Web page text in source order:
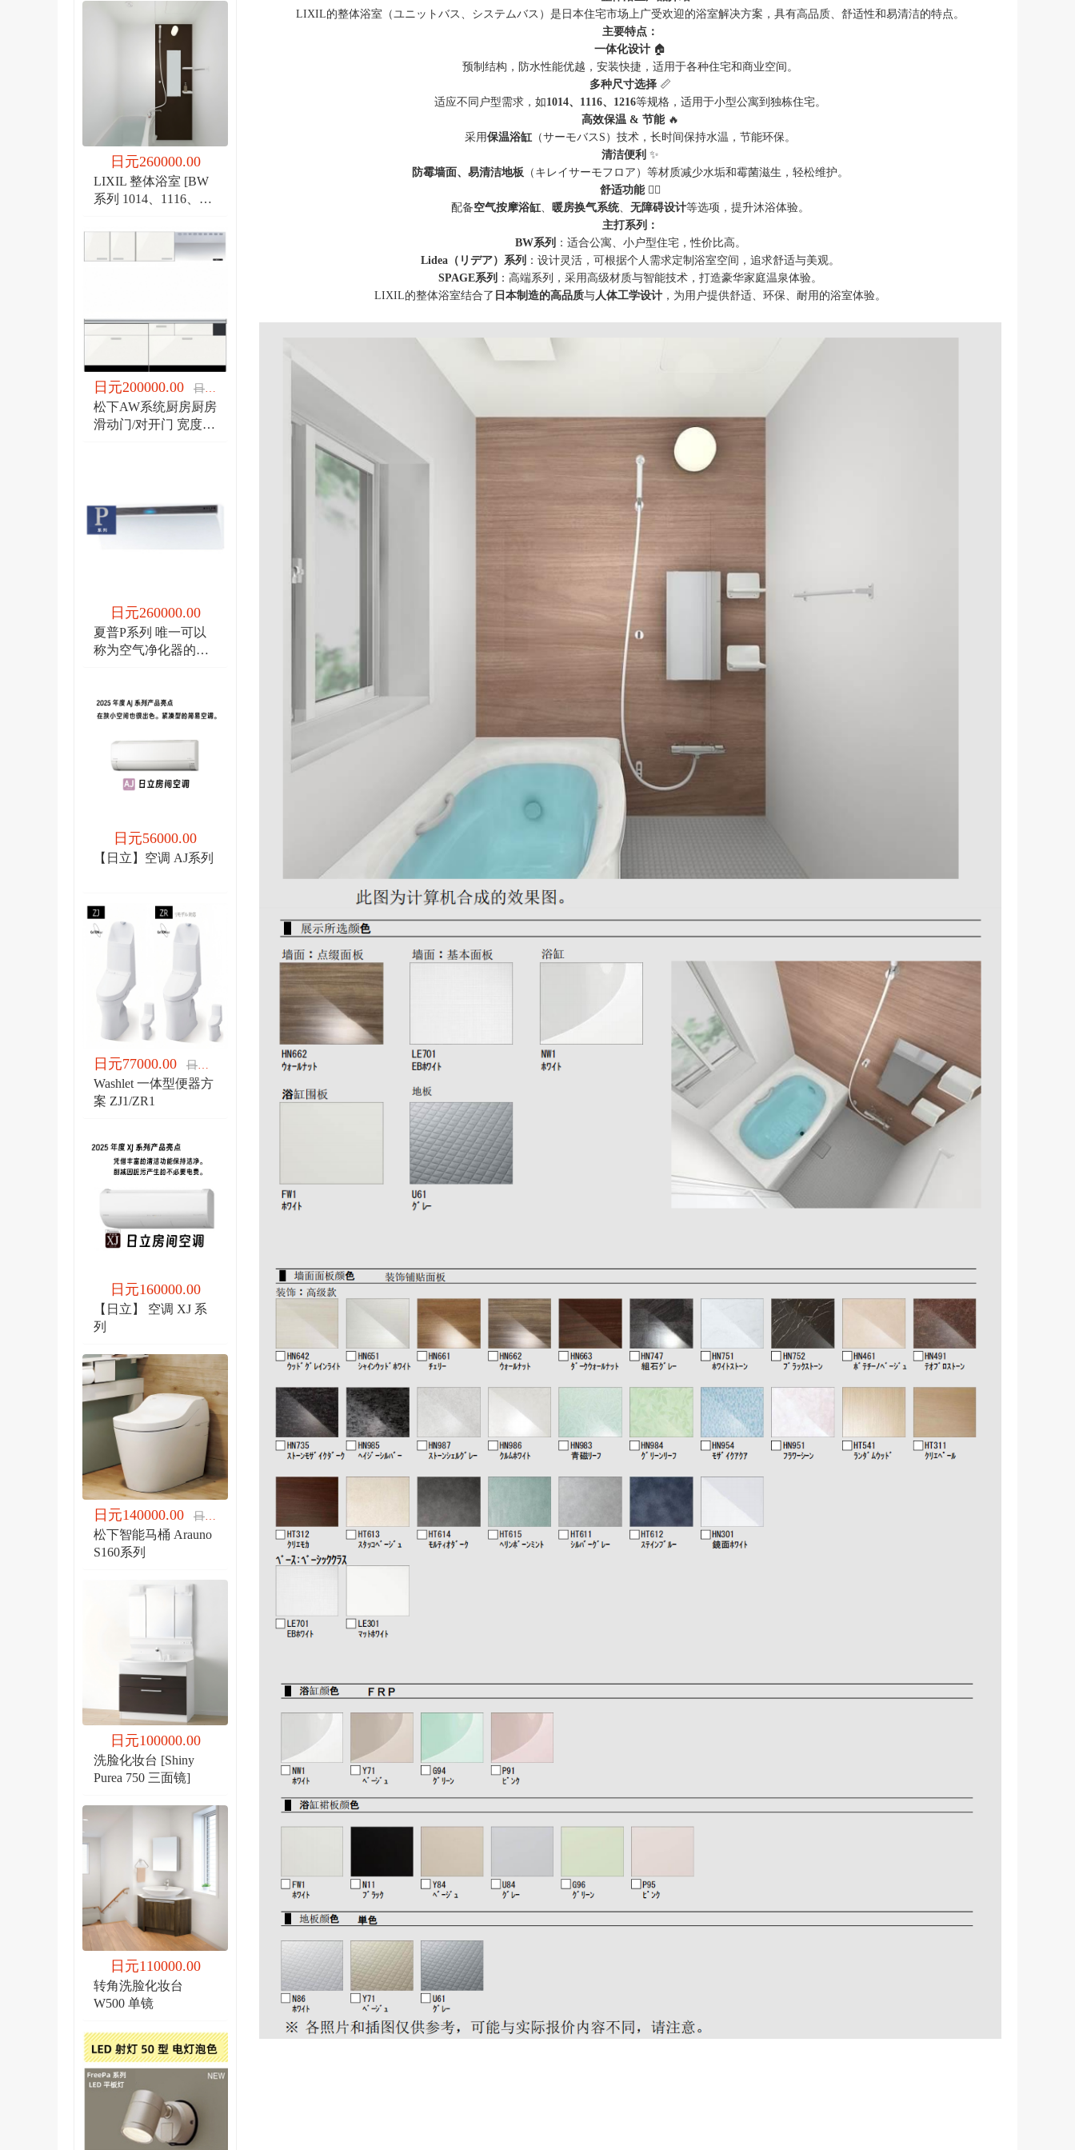
日元260000.00
LIXIL 整体浴室 [BW
系列 1014、1116、
日元200000.00 日元200000.00
松下AW系统厨房厨房
滑动门/对开门 宽度
日元260000.00
夏普P系列 唯一可以
称为空气净化器的空
日元56000.00
【日立】空调 AJ系列
日元77000.00 日元77000.00
Washlet 一体型便器方
案 ZJ1/ZR1
日元160000.00
【日立】 空调 XJ 系
列
日元140000.00 日元140000.00
松下智能马桶 Arauno
S160系列
日元100000.00
洗脸化妆台 [Shiny
Purea 750 三面镜]
日元110000.00
转角洗脸化妆台
W500 单镜
LIXIL的整体浴室（ユニットバス、システムバス）是日本住宅市场上广受欢迎的浴室解决方案，具有高品质、舒适性和易清洁的特点。
主要特点：
一体化设计 🏠
预制结构，防水性能优越，安装快捷，适用于各种住宅和商业空间。
多种尺寸选择 📏
适应不同户型需求，如1014、1116、1216等规格，适用于小型公寓到独栋住宅。
高效保温 & 节能🔥
采用保温浴缸 （サーモバスS）技术，长时间保持水温，节能环保。
清洁便利 ✨
防霉墙面、易清洁地板 （キレイサーモフロア）等材质减少水垢和霉菌滋生，轻松维护。
舒适功能💆‍♂️
配备空气按摩浴缸、 暖房换气系统、 无障碍设计等选项，提升沐浴体验。
主打系列：
BW系列 ：适合公寓、小户型住宅，性价比高。
Lidea（リデア）系列 ：设计灵活，可根据个人需求定制浴室空间，追求舒适与美观。
SPAGE系列 ：高端系列，采用高级材质与智能技术，打造豪华家庭温泉体验。
LIXIL的整体浴室结合了 日本制造的高品质与人体工学设计 ，为用户提供舒适、环保、耐用的浴室体验。